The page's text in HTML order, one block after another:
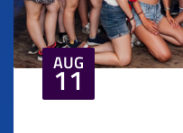
AUG
11